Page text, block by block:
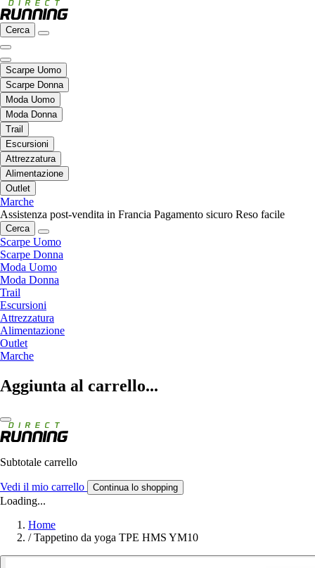
Cerca
Scarpe Uomo
Scarpe Donna
Moda Uomo
Moda Donna
Trail
Escursioni
Attrezzatura
Alimentazione
Outlet
Marche
Assistenza post-vendita in Francia Pagamento sicuro Reso facile
Cerca
Scarpe Uomo
Scarpe Donna
Moda Uomo
Moda Donna
Trail
Escursioni
Attrezzatura
Alimentazione
Outlet
Marche
Aggiunta al carrello...
Subtotale carrello
Vedi il mio carrello Continua lo shopping
Loading...
Home
/ Tappetino da yoga TPE HMS YM10